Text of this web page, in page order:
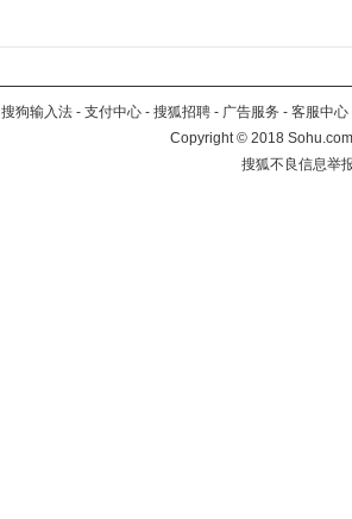
搜狗输入法 - 支付中心 - 搜狐招聘 - 广告服务 - 客服中心
Copyright©2018
搜狐不良信息举